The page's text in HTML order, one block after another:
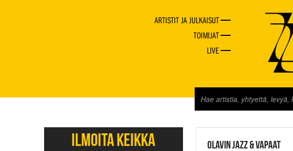
ARTISTIT JA JULKAISUT
TOIMIJAT
LIVE
JAZZ FINLAND LIVE
OLAVIN JAZZ & VAPAAT
ILMOITA KEIKKA